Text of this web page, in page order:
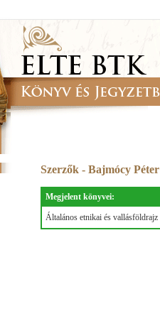
Szerzők - Bajmócy
Megjelent könyvei:
Általános etnikai és vallásföldrajz